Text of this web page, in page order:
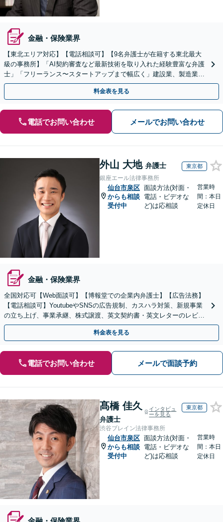
金融・保険業界
【東北エリア対応】【電話相談可】【9名弁護士が在籍する東北最大
級の事務所】「AI契約審査など最新技術を取り入れた経験豊富な弁護
士」「フリーランス〜スタートアップまで幅広く」建設業、製造業、
不動産業、飲食業、IT業、介護・福祉など
料金表を見る
電話でお問い合わせ メールでお問い合わせ
外山 大地 弁護士 東京都
銀座エール法律事務所
仙台市泉区
からも相談
受付中
面談方法(対面・
電話・ビデオな
ど)は応相談
営業時
間：本日
定休日
金融・保険業界
全国対応可【Web面談可】【博報堂での企業内弁護士】【広告法務】
【電話相談可】YoutubeやSNSの広告規制、カスハラ対策、新規事業
の立ち上げ、事業承継、株式譲渡、英文契約書・英文レターのレビュ
ー・ドラフトなどに対応。
料金表を見る
電話でお問い合わせ メールで面談予約
髙橋 佳久
弁護士
インタビュ
ーを見る
東京都
渋谷ブレイン法律事務所
仙台市泉区
からも相談
受付中
面談方法(対面・
電話・ビデオな
ど)は応相談
営業時
間：本日
定休日